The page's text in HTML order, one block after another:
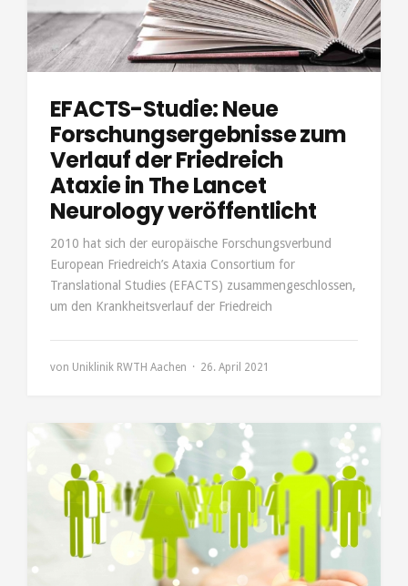
EFACTS-Studie: Neue
Forschungsergebnisse zum
Verlauf der Friedreich
Ataxie in The Lancet
Neurology veröffentlicht
2010 hat sich der europäische Forschungsverbund
European Friedreich’s Ataxia Consortium for
Translational Studies (EFACTS) zusammengeschlossen,
um den Krankheitsverlauf der Friedreich
von Uniklinik RWTH Aachen 26. April 2021